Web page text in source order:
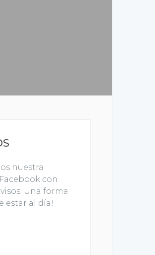
nuestra
con
Una forma
estar al día!